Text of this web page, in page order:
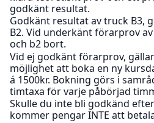
godkänt resultat.
Godkänt resultat av truck B3,
B2. Vid underkänt förarprov
och b2 bort.
Vid ej godkänt förarprov,
möjlighet att boka en ny
á 1500kr. Bokning görs i
timtaxa för varje påbörjad
Skulle du inte bli godkänd
kommer pengar INTE att